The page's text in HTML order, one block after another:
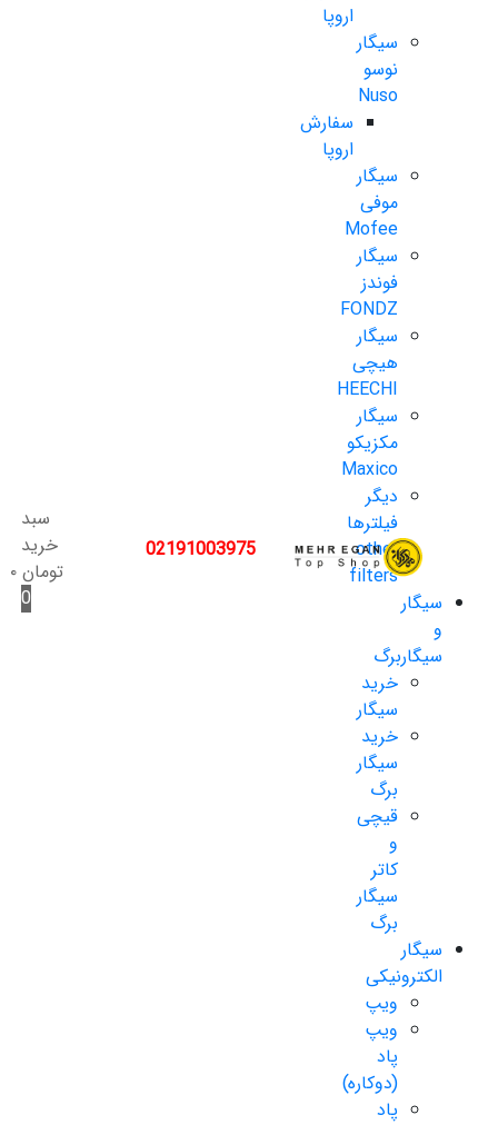
اروپا
سیگار
نوسو
Nuso
سفارش
اروپا
سیگار
موفی
Mofee
سیگار
فوندز
FONDZ
سیگار
هیچی
HEECHI
سیگار
مکزیکو
Maxico
دیگر
فیلترها
other
filters
سیگار
و
سیگاربرگ
خرید
سیگار
خرید
سیگار
برگ
قیچی
و
کاتر
سیگار
برگ
سیگار
الکترونیکی
ویپ
ویپ
پاد
(دوکاره)
پاد
02191003975
سبد
خرید
تومان۰
0